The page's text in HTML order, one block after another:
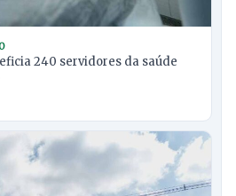
240 servidores da saúde